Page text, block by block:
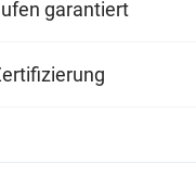
garantiert